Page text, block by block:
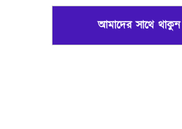
আমাদের সাথে থাকুন